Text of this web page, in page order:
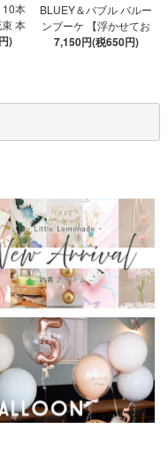
10本
本
せ
)
BLUEY＆バブル バルー
ンブーケ 【浮かせてお
届け】 ヘリウムガス入
7,150円(税650円)